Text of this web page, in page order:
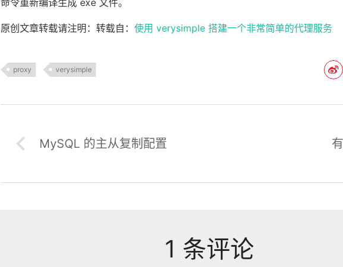
命令重新编译生成 exe 文件。
原创文章转载请注明：转载自： 使用 verysimple 搭建一个非常简单的代理服务
proxy verysimple
MySQL 的主从复制配置
1 条评论